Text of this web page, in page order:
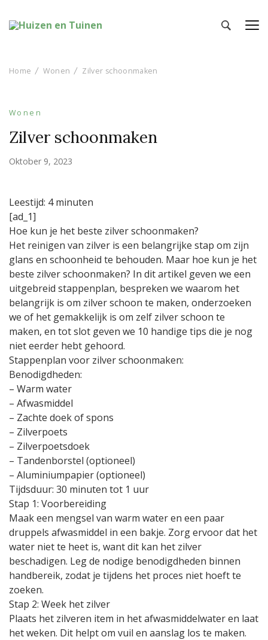
Home Wonen Zilver schoonmaken
Wonen
Zilver schoonmaken
Oktober 9, 2023
Leestijd: 4 minuten
[ad_1]
Hoe kun je het beste zilver schoonmaken?
Het reinigen van zilver is een belangrijke stap om zijn
glans en schoonheid te behouden. Maar hoe kun je het
beste zilver schoonmaken? In dit artikel geven we een
uitgebreid stappenplan, bespreken we waarom het
belangrijk is om zilver schoon te maken, onderzoeken
we of het gemakkelijk is om zelf zilver schoon te
maken, en tot slot geven we 10 handige tips die je nog
niet eerder hebt gehoord.
Stappenplan voor zilver schoonmaken:
Benodigdheden:
– Warm water
– Afwasmiddel
– Zachte doek of spons
– Zilverpoets
– Zilverpoetsdoek
– Tandenborstel (optioneel)
– Aluminiumpapier (optioneel)
Tijdsduur: 30 minuten tot 1 uur
Stap 1: Voorbereiding
Maak een mengsel van warm water en een paar
druppels afwasmiddel in een bakje. Zorg ervoor dat het
water niet te heet is, want dit kan het zilver
beschadigen. Leg de nodige benodigdheden binnen
handbereik, zodat je tijdens het proces niet hoeft te
zoeken.
Stap 2: Week het zilver
Plaats het zilveren item in het afwasmiddelwater en laat
het weken. Dit helpt om vuil en aanslag los te maken.